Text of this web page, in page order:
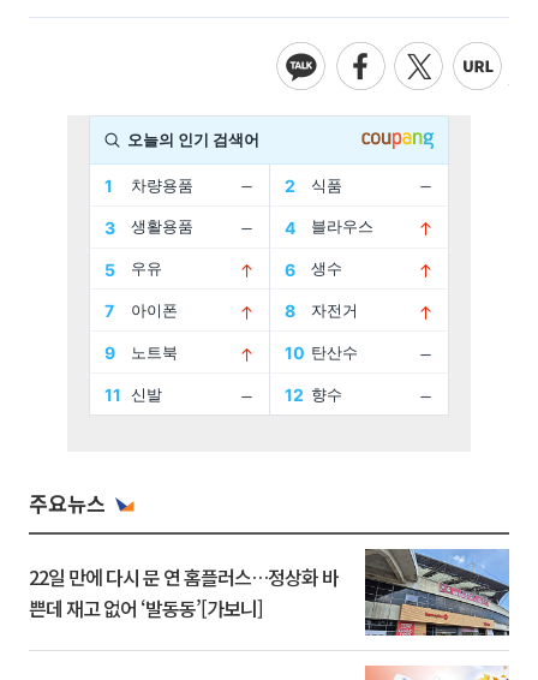
주요뉴스
22일 만에 다시 문 연 홈플러스…정상화 바
쁜데 재고 없어 ‘발동동’[가보니]